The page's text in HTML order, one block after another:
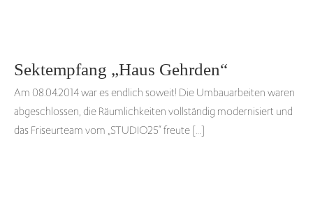
Sektempfang „Haus Gehrden“
Am 08.04.2014 war es endlich soweit! Die Umbauarbeiten waren
abgeschlossen, die Räumlichkeiten vollständig modernisiert und
das Friseurteam vom „STUDIO25“ freute […]